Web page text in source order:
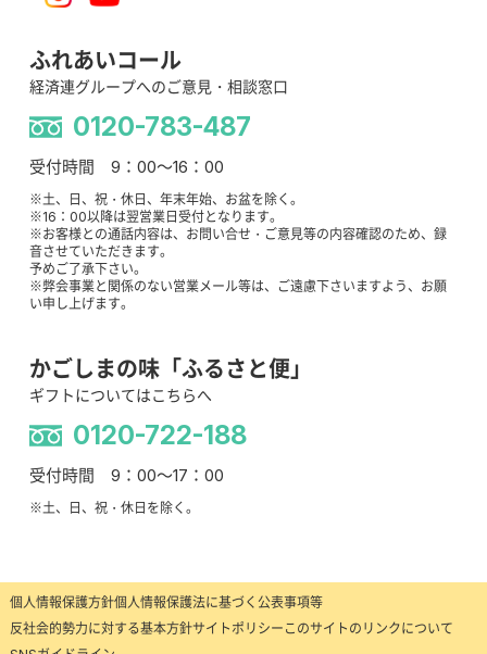
ふれあいコール
経済連グループへのご意見・相談窓口
0120-783-487
受付時間 9：00～16：00
※土、日、祝・休日、年末年始、お盆を除く。
※16：00以降は翌営業日受付となります。
※お客様との通話内容は、お問い合せ・ご意見等の内容確認のため、録
音させていただきます。
予めご了承下さい。
※弊会事業と関係のない営業メール等は、ご遠慮下さいますよう、お願
い申し上げます。
かごしまの味「ふるさと便」
ギフトについてはこちらへ
0120-722-188
受付時間 9：00～17：00
※土、日、祝・休日を除く。
個人情報保護方針個人情報保護法に基づく公表事項等
反社会的勢力に対する基本方針サイトポリシー このサイトのリンクについて